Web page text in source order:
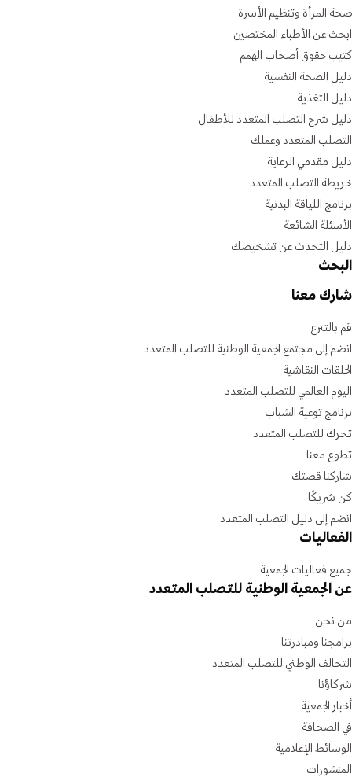
صحة المرأة وتنظيم الأسرة
ابحث عن الأطباء المختصين
كتيب حقوق أصحاب الهمم
دليل الصحة النفسية
دليل التغذية
دليل شرح التصلب المتعدد للأطفال
التصلب المتعدد وعملك
دليل مقدمي الرعاية
خريطة التصلب المتعدد
برنامج اللياقة البدنية
الأسئلة الشائعة
دليل التحدث عن تشخيصك
البحث
شارك معنا
قم بالتبرع
انضم إلى مجتمع الجمعية الوطنية للتصلب المتعدد
الحلقات النقاشية
اليوم العالمي للتصلب المتعدد
برنامج توعية الشباب
تحرك للتصلب المتعدد
تطوع معنا
شاركنا قصتك
كن شريكًا
انضم إلى دليل التصلب المتعدد
الفعاليات
جميع فعاليات الجمعية
عن الجمعية الوطنية للتصلب المتعدد
من نحن
برامجنا ومبادرتنا
التحالف الوطني للتصلب المتعدد
شركاؤنا
أخبار الجمعية
في الصحافة
الوسائط الإعلامية
المنشورات